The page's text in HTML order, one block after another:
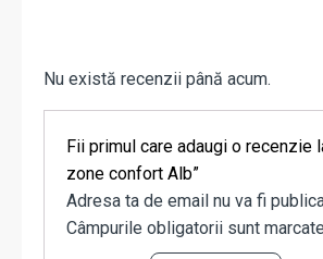
Nu există recenzii până acum.
Fii primul care adaugi o recenzie
zone confort Alb”
Adresa ta de email nu va fi
Câmpurile obligatorii sunt